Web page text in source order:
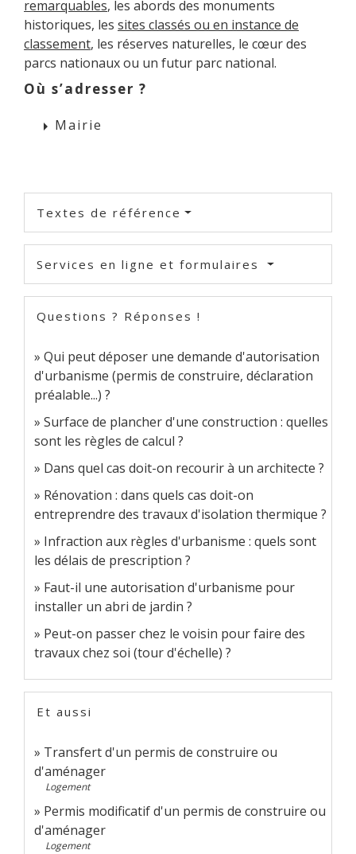
remarquables, les abords des monuments
historiques, les sites classés ou en instance de
classement, les réserves naturelles, le cœur des
parcs nationaux ou un futur parc national.
Où s’adresser ?
arrow_right Mairie
Textes de référence
Services en ligne et formulaires
Questions ? Réponses !
Qui peut déposer une demande d'autorisation
d'urbanisme (permis de construire, déclaration
préalable...) ?
Surface de plancher d'une construction : quelles
sont les règles de calcul ?
Dans quel cas doit-on recourir à un architecte ?
Rénovation : dans quels cas doit-on
entreprendre des travaux d'isolation thermique ?
Infraction aux règles d'urbanisme : quels sont
les délais de prescription ?
Faut-il une autorisation d'urbanisme pour
installer un abri de jardin ?
Peut-on passer chez le voisin pour faire des
travaux chez soi (tour d'échelle) ?
Et aussi
Transfert d'un permis de construire ou
d'aménager
Logement
Permis modificatif d'un permis de construire ou
d'aménager
Logement